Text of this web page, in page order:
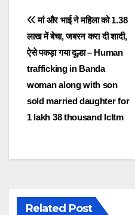
Post
navigation
मां और भाई ने महिला को 1.38
लाख में बेचा, जबरन करा दी शादी,
ऐसे पकड़ा गया दूल्हा – Human
trafficking in Banda
woman along with son
sold married daughter for
1 lakh 38 thousand lcltm
Related Post